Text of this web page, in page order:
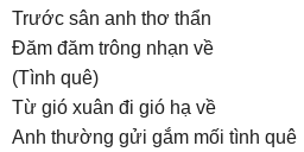
Trước sân anh thơ thẩn
Đăm đăm trông nhạn về
(Tình quê)
Từ gió xuân đi gió hạ về
Anh thường gửi gắm mối tình quê